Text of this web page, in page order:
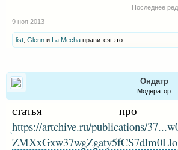
Последнее
9 ноя 2013
list Glenn и La Mecha нравится это.
Ондатр
Модератор
статья про
https://artchive.ru/publications/
ZMXxGxw37wgZgaty5fCS7dlm0Llo